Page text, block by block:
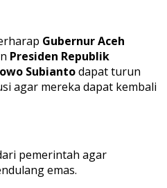
Gubernur Aceh
Presiden Republik
Subiantodapat turun
agar mereka dapat kembali
pemerintah agar
emas.